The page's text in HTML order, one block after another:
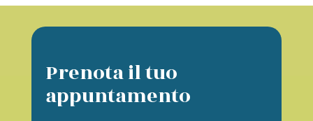
Prenota il tuo
appuntamento